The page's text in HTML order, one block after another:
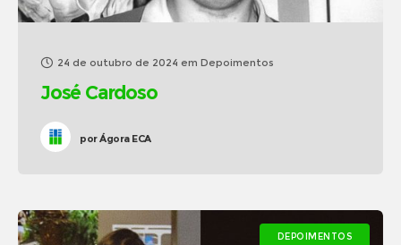
24 de outubro de 2024 em Depoimentos
José Cardoso
porÁgora ECA
DEPOIMENTOS